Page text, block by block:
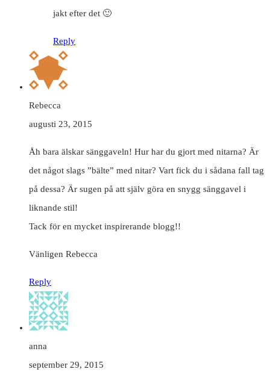
jakt efter det 🙂
Reply
Rebecca
augusti 23, 2015
Åh bara älskar sänggaveln! Hur har du gjort med nitarna? Är
det något slags ”bälte” med nitar? Vart fick du i sådana fall tag
på dessa? Är sugen på att själv göra en snygg sänggavel i
liknande stil!
Tack för en mycket inspirerande blogg!!
Vänligen Rebecca
Reply
anna
september 29, 2015